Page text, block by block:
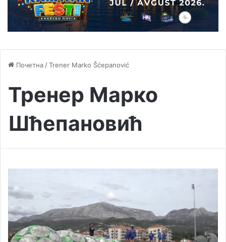
Почетна /Trener Marko Šćepanović
Тренер Марко
Шћепановић